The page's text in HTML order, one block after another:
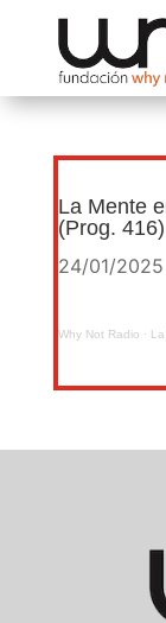
La Mente
(Prog. 416)
24/01/2025
Why Not Radio ·